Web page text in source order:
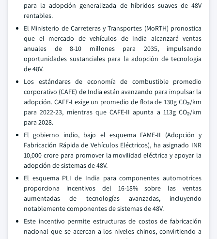
para la adopción generalizada de híbridos suaves de 48V
rentables.
El Ministerio de Carreteras y Transportes (MoRTH) pronostica
que el mercado de vehículos de India alcanzará ventas
anuales de 8-10 millones para 2035, impulsando
oportunidades sustanciales para la adopción de tecnología
de 48V.
Los estándares de economía de combustible promedio
corporativo (CAFE) de India están avanzando para impulsar la
adopción. CAFE-I exige un promedio de flota de 130g CO₂/km
para 2022-23, mientras que CAFE-II apunta a 113g CO₂/km
para 2028.
El gobierno indio, bajo el esquema FAME-II (Adopción y
Fabricación Rápida de Vehículos Eléctricos), ha asignado INR
10,000 crore para promover la movilidad eléctrica y apoyar la
adopción de sistemas de 48V.
El esquema PLI de India para componentes automotrices
proporciona incentivos del 16-18% sobre las ventas
aumentadas de tecnologías avanzadas, incluyendo
notablemente componentes de sistemas de 48V.
Este incentivo permite estructuras de costos de fabricación
nacional que se acercan a los niveles chinos, convirtiendo a